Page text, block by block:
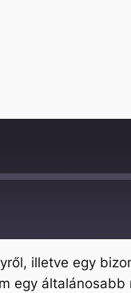
illetve egy
egy általánosabb